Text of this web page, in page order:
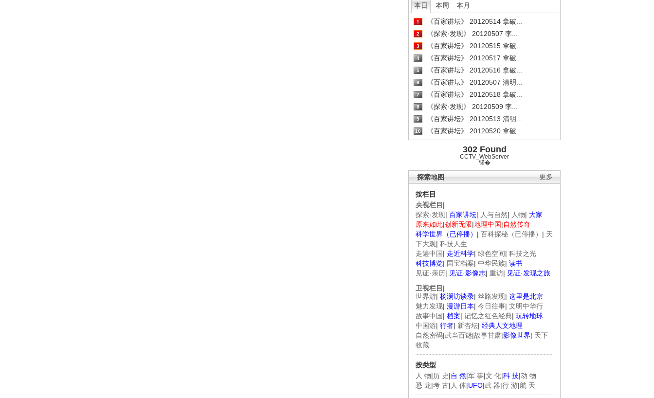
本日 本周 本月
1 《百家讲坛》 20120514 拿破...
2 《探索·发现》 20120507 李...
3 《百家讲坛》 20120515 拿破...
4 《百家讲坛》 20120517 拿破...
5 《百家讲坛》 20120516 拿破...
6 《百家讲坛》 20120507 清明...
7 《百家讲坛》 20120518 拿破...
8 《探索·发现》 20120509 李...
9 《百家讲坛》 20120513 清明...
10 《百家讲坛》 20120520 拿破...
302 Found
CCTV_WebServer
锘�
更多
探索地图
按栏目
央视栏目 |
探索·发现| 百家讲坛| 人与自然| 人物| 大家
原来如此|创新无限|地理中国|自然传奇
科学世界（已停播） | 百科探秘（已停播） | 天
下大观| 科技人生
走遍中国| 走近科学| 绿色空间| 科技之光
科技博览| 国宝档案| 中华民族| 读书
见证·亲历| 见证·影像志| 重访| 见证·发现之旅
卫视栏目 |
世界游| 杨澜访谈录| 丝路发现| 这里是北京
魅力发现| 漫游日本| 今日往事| 文明中华行
故事中国| 档案| 记忆之红色经典| 玩转地球
中国游| 行者| 新杏坛| 经典人文地理
自然密码|武当百谜|故事甘肃|影像世界| 天下
收藏
按类型
人 物|历 史|自 然|军 事|文 化|科 技|动 物
恐 龙|考 古| 人 体|UFO|武 器|行 游|航 天